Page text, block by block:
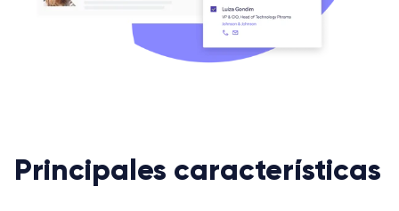
Principales características